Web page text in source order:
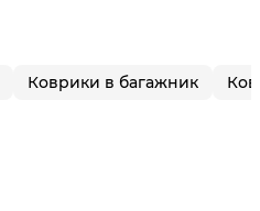
Коврики в багажник